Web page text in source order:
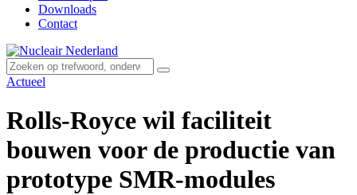
Downloads
Contact
Actueel
Rolls-Royce wil faciliteit
bouwen voor de productie van
prototype SMR-modules